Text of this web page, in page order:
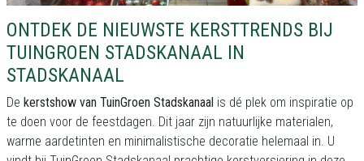
ONTDEK DE NIEUWSTE KERSTTRENDS BIJ
TUINGROEN STADSKANAAL IN
STADSKANAAL
De kerstshow van TuinGroen Stadskanaal is dé plek om inspiratie op
te doen voor de feestdagen. Dit jaar zijn natuurlijke materialen,
warme aardetinten en minimalistische decoratie helemaal in. U